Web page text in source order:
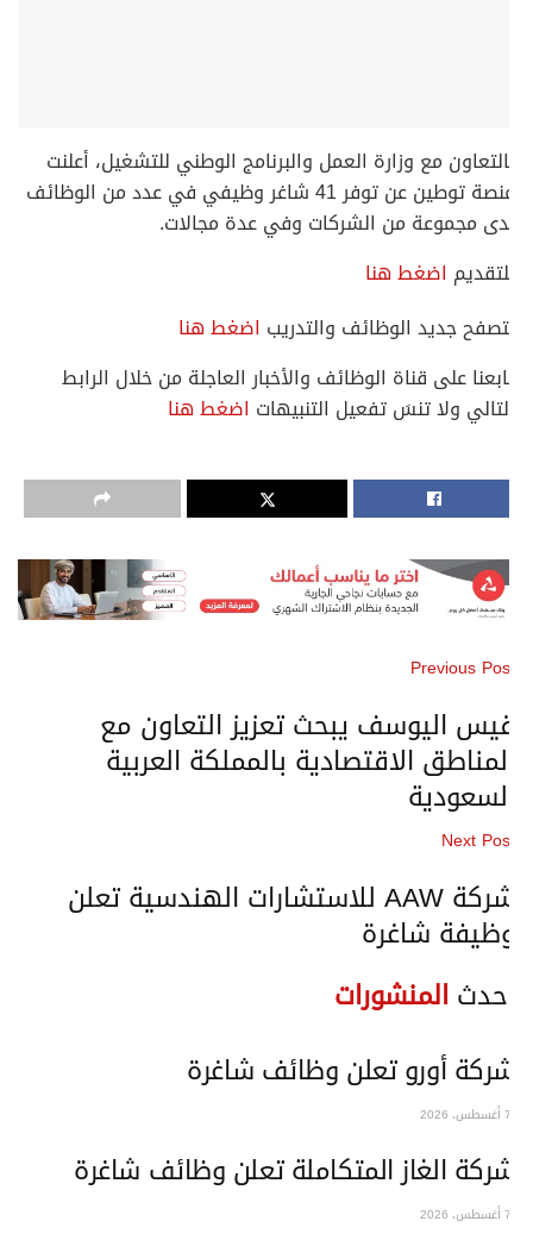
مع وزارة العمل والبرنامج الوطني للتشغيل، أعلنت
منصة توطين عن توفر 41 شاغر وظيفي في عدد من الوظائف
مجموعة من الشركات وفي عدة مجالات.
اضغط هنا
جديد الوظائف والتدريباضغط هنا
على قناة الوظائف والأخبار العاجلة من خلال الرابط
ولا تنسَ تفعيل التنبيهاتاضغط هنا
Previous
اليوسف يبحث تعزيز التعاون مع
الاقتصادية بالمملكة العربية
Next
شركة AAW للاستشارات الهندسية تعلن
شاغرة
المنشورات
أورو تعلن وظائف شاغرة
الغاز المتكاملة تعلن وظائف شاغرة